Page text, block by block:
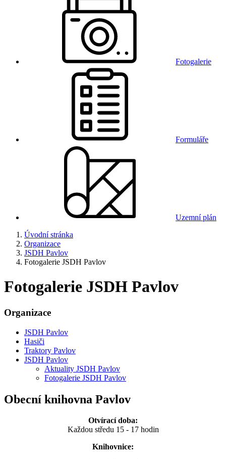
Fotogalerie
Formuláře
Uzemní plán
Úvodní stránka
Organizace
JSDH Pavlov
Fotogalerie JSDH Pavlov
Fotogalerie JSDH Pavlov
Organizace
JSDH Pavlov
Hasiči
Traktory Pavlov
JSDH Pavlov
Aktuality JSDH Pavlov
Fotogalerie JSDH Pavlov
Obecní knihovna Pavlov
Otvírací doba:
Každou středu 15 - 17 hodin
Knihovnice: